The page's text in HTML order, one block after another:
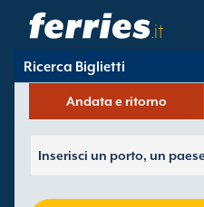
.it
Compagnie Navali
Destinazioni Traghetti
Rotte Traghetti
Ricerca Biglietti
Andata e ritorno